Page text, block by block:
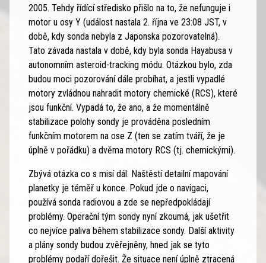
2005. Tehdy řídící středisko přišlo na to, že nefunguje i
motor u osy Y (událost nastala 2. října ve 23:08 JST, v
době, kdy sonda nebyla z Japonska pozorovatelná).
Tato závada nastala v době, kdy byla sonda Hayabusa v
autonomním asteroid-tracking módu. Otázkou bylo, zda
budou moci pozorování dále probíhat, a jestli vypadlé
motory zvládnou nahradit motory chemické (RCS), které
jsou funkční. Vypadá to, že ano, a že momentálně
stabilizace polohy sondy je prováděna posledním
funkčním motorem na ose Z (ten se zatím tváří, že je
úplně v pořádku) a dvěma motory RCS (tj. chemickými).
Zbývá otázka co s misí dál. Naštěstí detailní mapování
planetky je téměř u konce. Pokud jde o navigaci,
používá sonda radiovou a zde se nepředpokládají
problémy. Operační tým sondy nyní zkoumá, jak ušetřit
co nejvíce paliva během stabilizace sondy. Další aktivity
a plány sondy budou zvěřejněny, hned jak se tyto
problémy podaří dořešit. Že situace není úplně ztracená